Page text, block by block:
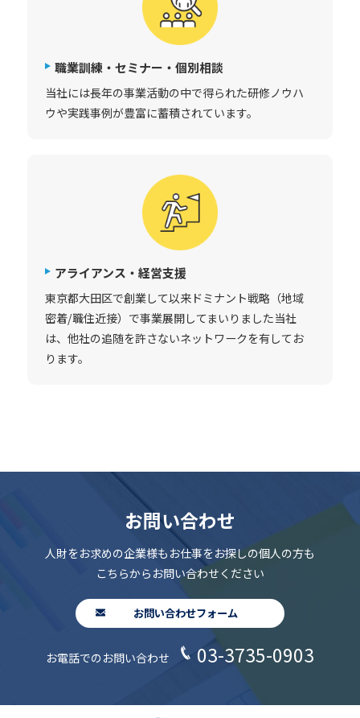
職業訓練・セミナー・個別相談
当社には長年の事業活動の中で得られた研修ノウハ
ウや実践事例が豊富に蓄積されています。
アライアンス・経営支援
東京都大田区で創業して以来ドミナント戦略（地域
密着/職住近接）で事業展開してまいりました当社
は、他社の追随を許さないネットワークを有してお
ります。
お問い合わせ
人財をお求めの企業様もお仕事をお探しの個人の方も
こちらからお問い合わせください
お問い合わせフォーム
お電話でのお問い合わせ 03-3735-0903